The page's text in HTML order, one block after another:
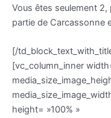
Vous êtes seulement
partie de Carcassonne
[/
[vc_column_inner
height= »100% »